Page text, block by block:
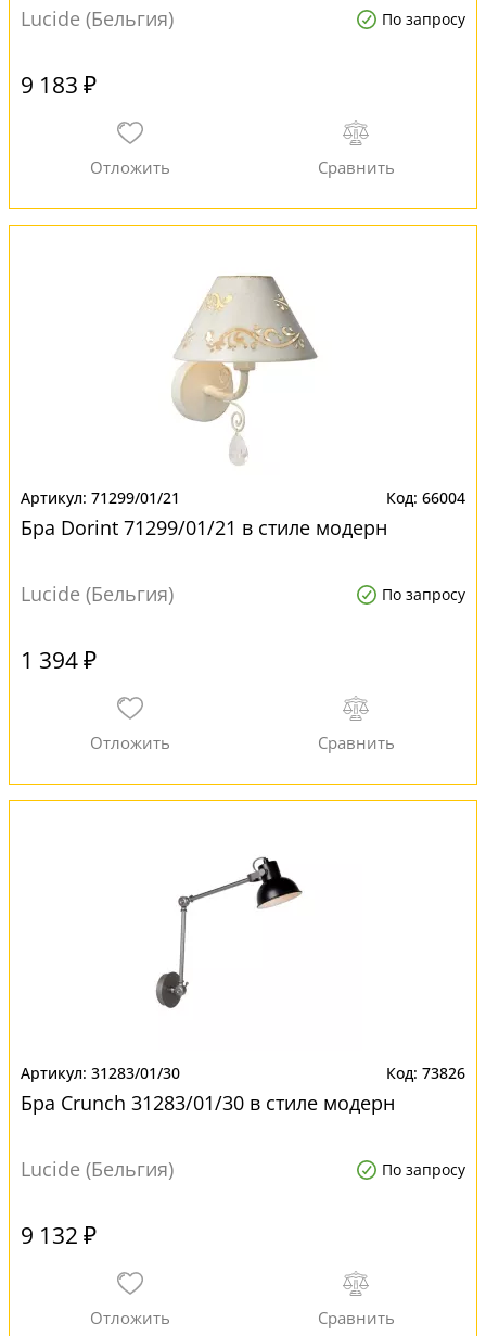
Lucide (Бельгия) По запросу
9 183 ₽
71299/01/21 66004
Бра Dorint 71299/01/21 в стиле модерн
Lucide (Бельгия) По запросу
1 394 ₽
31283/01/30 73826
Бра Crunch 31283/01/30 в стиле модерн
Lucide (Бельгия) По запросу
9 132 ₽